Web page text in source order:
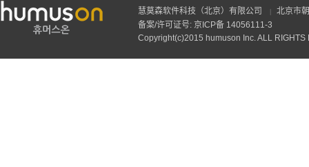
慧莫森软件科技（北京）有限公司
北京市
备案/许可证号: 京ICP备 14056111-3
Copyright(c)2015 humuson Inc. ALL RIGHTS